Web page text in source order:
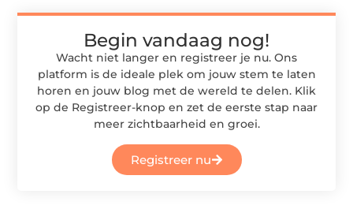
Begin vandaag nog!
Wacht niet langer en registreer je nu. Ons
platform is de ideale plek om jouw stem te laten
horen en jouw blog met de wereld te delen. Klik
op de Registreer-knop en zet de eerste stap naar
meer zichtbaarheid en groei.
Registreer nu